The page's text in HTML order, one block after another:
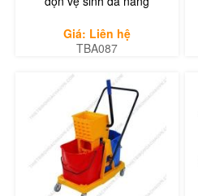
Giá: Liên hệ
TBA087